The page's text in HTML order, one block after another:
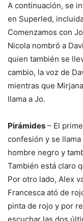
A continuación, se
en Superled,
Comenzamos con
Nicola nombró a
quien también se
cambio, la voz de
mientras que
llama a Jo.
Pirámides – El
confesión y se llama
hombre negro y
También está claro
Por otro lado, Alex
Francesca ató de
pinta de rojo y por